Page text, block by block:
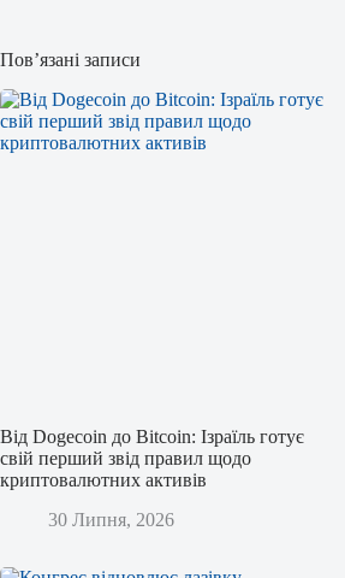
Пов’язані записи
Від Dogecoin до Bitcoin: Ізраїль готує
свій перший звід правил щодо
криптовалютних активів
30 Липня, 2026